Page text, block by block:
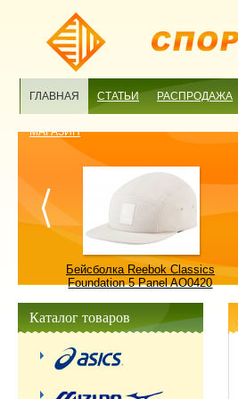
ГЛАВНАЯ СТАТЬИ РАСПРОДАЖА
МАГАЗИН
Бейсболка Reebok Classics
Foundation 5 Panel AO0420
Каталог товаров